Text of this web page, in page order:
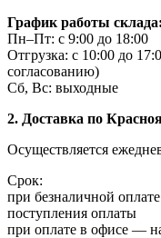
График работы склада:
Пн–Пт: с 9:00 до 18:00
Отгрузка: с 10:00 до
согласованию)
Сб, Вс: выходные
2. Доставка по
Осуществляется
Срок:
при безналичной
поступления оплаты
при оплате в офисе —